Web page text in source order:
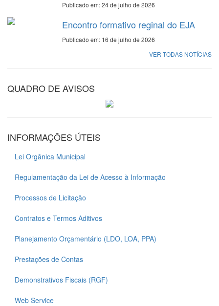
Publicado em: 24 de julho de 2026
Encontro formativo reginal do EJA
Publicado em: 16 de julho de 2026
VER TODAS NOTÍCIAS
QUADRO DE AVISOS
INFORMAÇÕES ÚTEIS
Lei Orgânica Municipal
Regulamentação da Lei de Acesso à Informação
Processos de Licitação
Contratos e Termos Aditivos
Planejamento Orçamentário (LDO, LOA, PPA)
Prestações de Contas
Demonstrativos Fiscais (RGF)
Web Service